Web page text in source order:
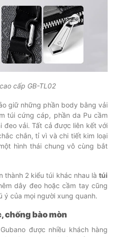
cấp GB-TL02
giữ những phần body bằng vải
túi cứng cáp, phần da Pu cầm
đeo vải. Tất cả được liên kết với
chắn, tỉ vì và chi tiết kim loại
hình thái chung vô cùng bắt
thành 2 kiểu túi khác nhau là túi
dây đeo hoặc cầm tay cũng
của mọi người xung quanh.
chống bào mòn
được nhiều khách hàng